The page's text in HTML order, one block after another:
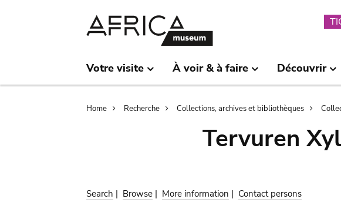
Votre visite À voir & à faire Découvrir
Breadcrumb
Home Recherche Collections, archives et bibliothèques
Tervuren
Search | Browse | More information | Contact persons